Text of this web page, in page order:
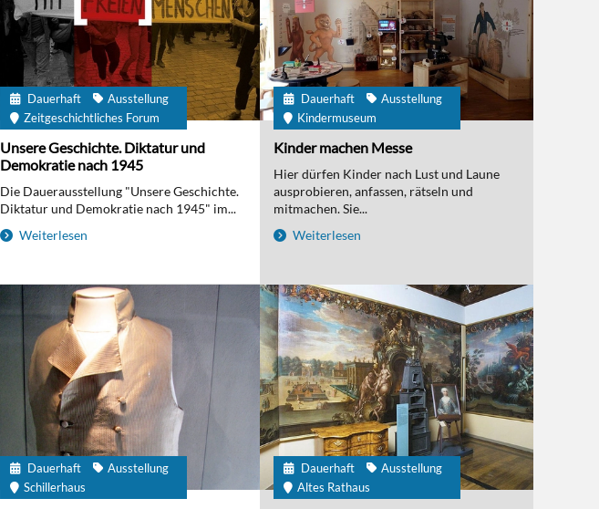
Dauerhaft
Ausstellung
Zeitgeschichtliches Forum
Unsere Geschichte. Diktatur und
Demokratie nach 1945
Die Dauerausstellung "Unsere Geschichte.
Diktatur und Demokratie nach 1945" im...
Weiterlesen
Dauerhaft
Ausstellung
Kindermuseum
Kinder machen Messe
Hier dürfen Kinder nach Lust und Laune
ausprobieren, anfassen, rätseln und
mitmachen. Sie...
Weiterlesen
Dauerhaft
Ausstellung
Schillerhaus
Dauerhaft
Ausstellung
Altes Rathaus